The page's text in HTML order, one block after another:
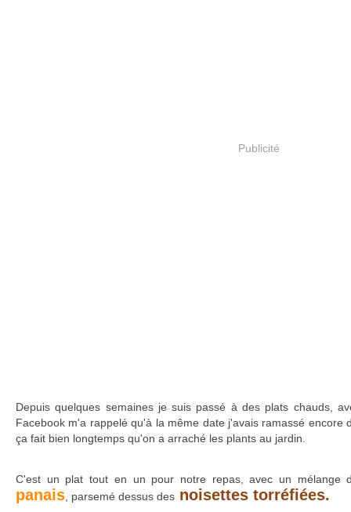
Publicité
Depuis quelques semaines je suis passé à des plats chauds,
Facebook m'a rappelé qu'à la même date j'avais ramassé encore
ça fait bien longtemps qu'on a arraché les plants au jardin.
C'est un plat tout en un pour notre repas, avec un mélange
panais , parsemé dessus des noisettes torréfiées.